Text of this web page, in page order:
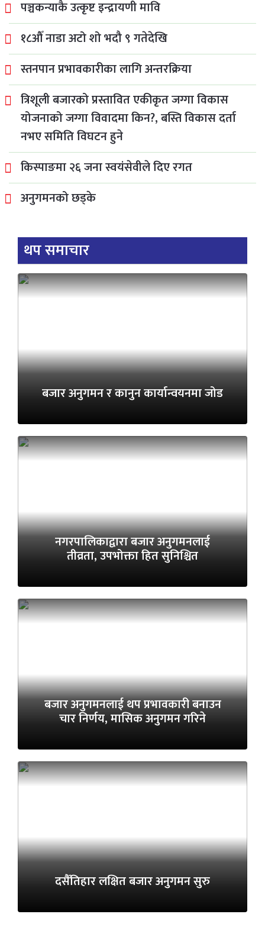
पञ्चकन्याकै उत्कृष्ट इन्द्रायणी मावि
१८औँ नाडा अटो शो भदौ ९ गतेदेखि
स्तनपान प्रभावकारीका लागि अन्तरक्रिया
त्रिशूली बजारको प्रस्तावित एकीकृत जग्गा विकास
योजनाको जग्गा विवादमा किन?, बस्ति विकास दर्ता
नभए समिति विघटन हुने
किस्पाङमा २६ जना स्वयंसेवीले दिए रगत
अनुगमनको छड्के
थप समाचार
बजार अनुगमन र कानुन कार्यान्वयनमा जोड
नगरपालिकाद्वारा बजार अनुगमनलाई
तीव्रता, उपभोक्ता हित सुनिश्चित
बजार अनुगमनलाई थप प्रभावकारी बनाउन
चार निर्णय, मासिक अनुगमन गरिने
दसैँतिहार लक्षित बजार अनुगमन सुरु